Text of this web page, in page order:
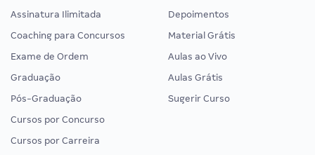
Assinatura Ilimitada
Coaching para Concursos
Exame de Ordem
Graduação
Pós-Graduação
Cursos por Concurso
Cursos por Carreira
Depoimentos
Material Grátis
Aulas ao Vivo
Aulas Grátis
Sugerir Curso